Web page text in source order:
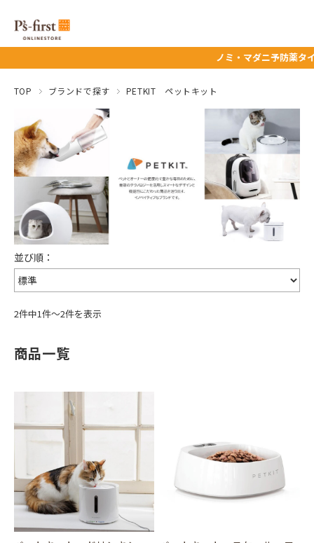
ノミ・マダニ予防薬タ
TOP ブランドで探す PETKIT ペットキット
2件中1件～2件を表示
商品一覧